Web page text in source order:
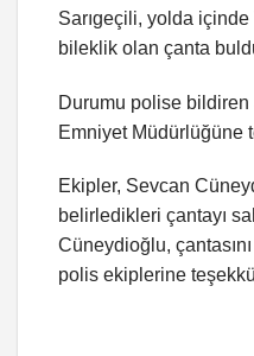
Sarıgeçili, yolda
bileklik olan çanta
Durumu polise bildiren
Emniyet Müdürlüğüne
Ekipler, Sevcan
belirledikleri çantayı
Cüneydioğlu,
polis ekiplerine